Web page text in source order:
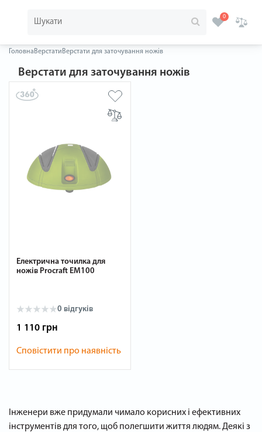
0
Головна Верстати Верстати для заточування ножів
Верстати для заточування ножів
Електрична точилка для
ножів Procraft EM100
0 відгуків
1 110 грн
Сповістити про наявність
Інженери вже придумали чимало корисних і ефективних
інструментів для того, щоб полегшити життя людям. Деякі з